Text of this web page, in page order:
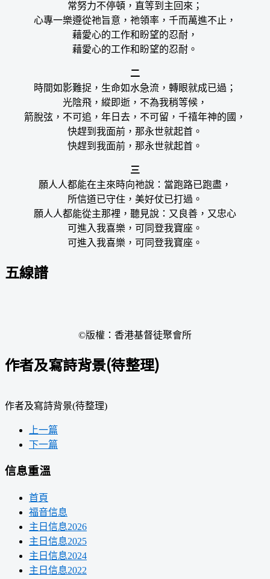
常努力不停頓，直等到主回來；
心專一樂遵從祂旨意，祂領率，千而萬進不止，
藉愛心的工作和盼望的忍耐，
藉愛心的工作和盼望的忍耐。
二
時間如影難捉，生命如水急流，轉眼就成已過；
光陰飛，縱即逝，不為我稍等候，
箭脫弦，不可追，年日去，不可留，千禧年神的國，
快趕到我面前，那永世就起首。
快趕到我面前，那永世就起首。
三
願人人都能在主來時向祂說：當跑路已跑盡，
所信道已守住，美好仗已打過。
願人人都能從主那裡，聽見說：又良善，又忠心
可進入我喜樂，可同登我寶座。
可進入我喜樂，可同登我寶座。
五線譜
©版權：香港基督徒聚會所
作者及寫詩背景(待整理)
作者及寫詩背景(待整理)
上一篇
下一篇
信息重溫
首頁
福音信息
主日信息2026
主日信息2025
主日信息2024
主日信息2022